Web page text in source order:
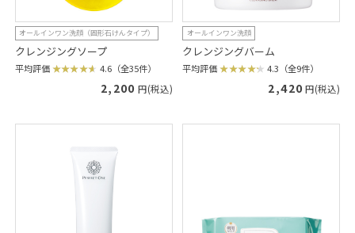
オールインワン洗顔（固形石けんタイプ）
クレンジングソープ
平均評価 4.6（全35件）
2,200 円(税込)
オールインワン洗顔
クレンジングバーム
平均評価 4.3（全9件）
2,420 円(税込)